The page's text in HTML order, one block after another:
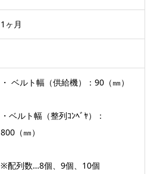
1ヶ月
・ ベルト幅（供給機）：90（㎜）
・ベルト幅（整列ｺﾝﾍﾞﾔ）：
800（㎜）
※配列数…8個、9個、10個